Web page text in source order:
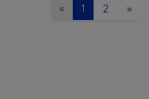
« 1 2 »